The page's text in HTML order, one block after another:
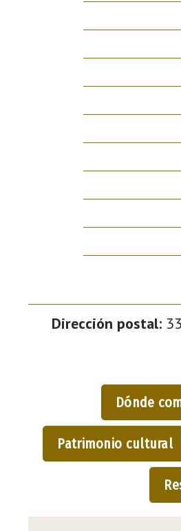
Dirección postal:
Dónde
Patrimonio cultural